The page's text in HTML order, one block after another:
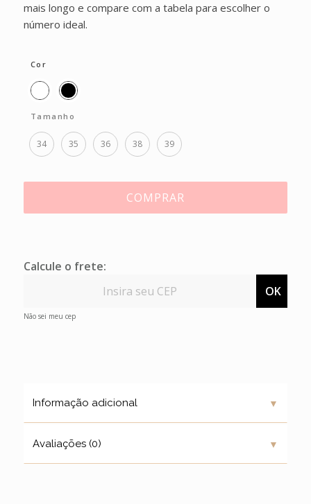
mais longo e compare com a tabela para escolher o
número ideal.
Cor
Tamanho
34 35 36 38 39
COMPRAR
Calcule o frete:
OK
Não sei meu cep
Informação adicional ▼
Avaliações (0) ▼